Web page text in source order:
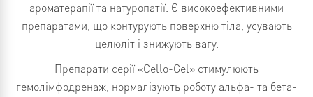
ароматерапії та натуропатії. Є високоефективними
препаратами, що контурують поверхню тіла, усувають
целюліт і знижують вагу.
Препарати серії «Cello-Gel» стимулюють
гемолімфодренаж, нормалізують роботу альфа- та бета-